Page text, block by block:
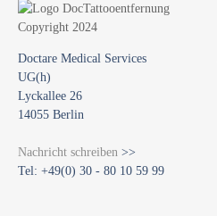
Doctare Medical Services
UG(h)
Lyckallee 26
14055 Berlin
Nachricht schreiben >>
Tel: +49(0) 30 - 80 10 59 99